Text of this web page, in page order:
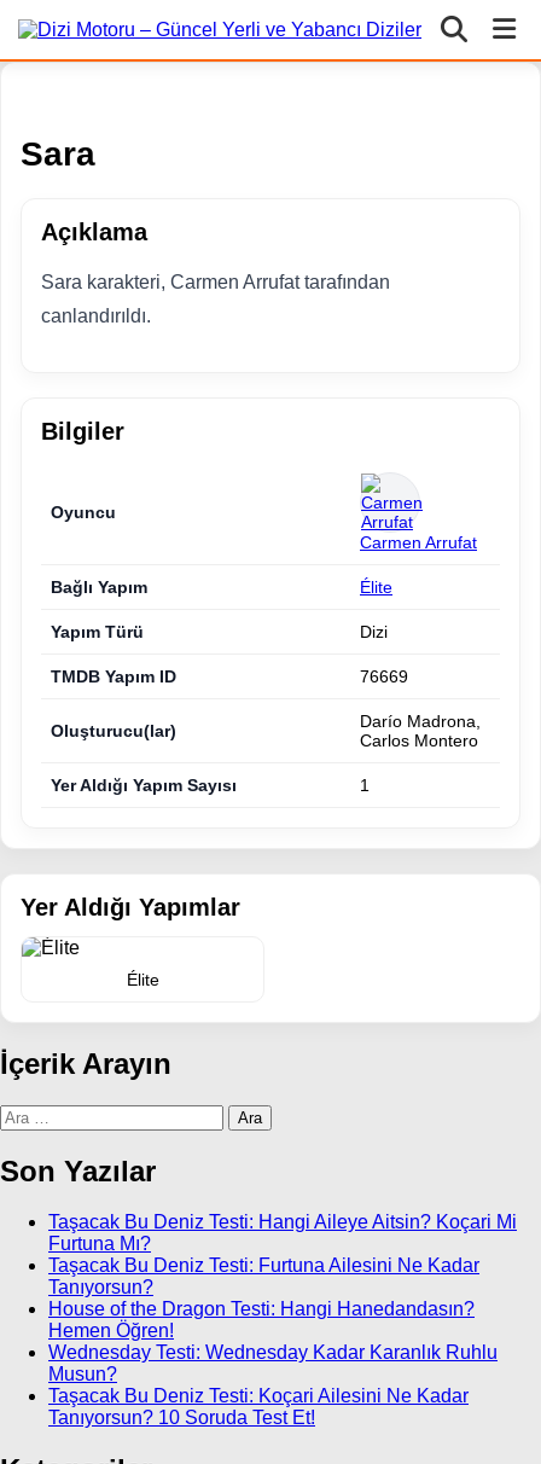
Sara
Açıklama
Sara karakteri, Carmen Arrufat tarafından
canlandırıldı.
Bilgiler
Oyuncu
Carmen Arrufat
Bağlı Yapım Élite
Yapım Türü Dizi
TMDB Yapım ID 76669
Oluşturucu(lar)
Darío Madrona,
Carlos Montero
Yer Aldığı Yapım Sayısı 1
Yer Aldığı Yapımlar
Élite
İçerik Arayın
Arama:
Son Yazılar
Taşacak Bu Deniz Testi: Hangi Aileye Aitsin? Koçari Mi
Furtuna Mı?
Taşacak Bu Deniz Testi: Furtuna Ailesini Ne Kadar
Tanıyorsun?
House of the Dragon Testi: Hangi Hanedandasın?
Hemen Öğren!
Wednesday Testi: Wednesday Kadar Karanlık Ruhlu
Musun?
Taşacak Bu Deniz Testi: Koçari Ailesini Ne Kadar
Tanıyorsun? 10 Soruda Test Et!